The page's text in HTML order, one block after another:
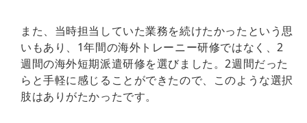
また、当時担当していた業務を続けたかったという思
いもあり、1年間の海外トレーニー研修ではなく、2
週間の海外短期派遣研修を選びました。2週間だった
らと手軽に感じることができたので、このような選択
肢はありがたかったです。